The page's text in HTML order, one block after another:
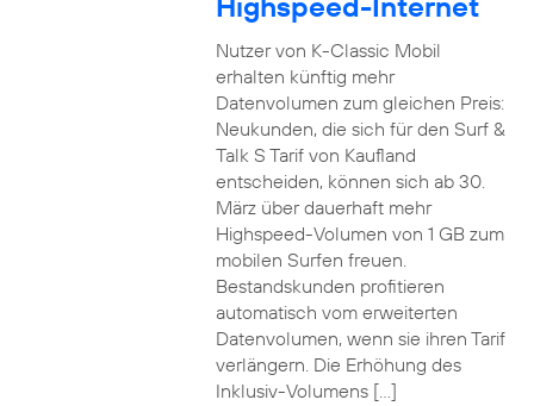
Nutzer von K-Classic Mobil
erhalten künftig mehr
Datenvolumen zum gleichen Preis:
Neukunden, die sich für den Surf &
Talk S Tarif von Kaufland
entscheiden, können sich ab 30.
März über dauerhaft mehr
Highspeed-Volumen von 1 GB zum
mobilen Surfen freuen.
Bestandskunden profitieren
automatisch vom erweiterten
Datenvolumen, wenn sie ihren Tarif
verlängern. Die Erhöhung des
Inklusiv-Volumens […]